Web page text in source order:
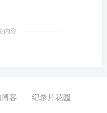
内容
客 纪录片花园